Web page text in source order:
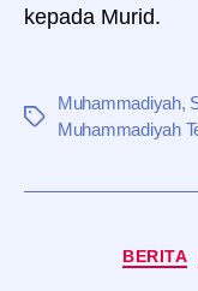
kepada Murid.
Tag
Muhammadiyah,
Muhammadiyah
BERITA